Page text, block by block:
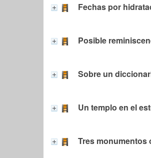
Fechas por
Posible
Sobre un
Un templo en el
Tres monumentos